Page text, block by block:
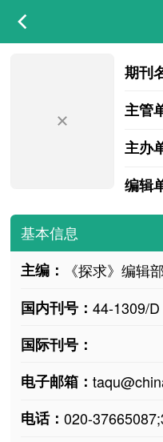
期刊
主管
主办
编辑
基本信息
主编：
《探求》编辑部
国内刊号： 44-1309/D
国际刊号：
电子邮箱：
电话： 020-